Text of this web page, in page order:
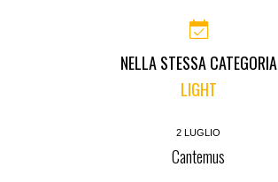
NELLA STESSA CATEGORIA
LIGHT
2 LUGLIO
Cantemus